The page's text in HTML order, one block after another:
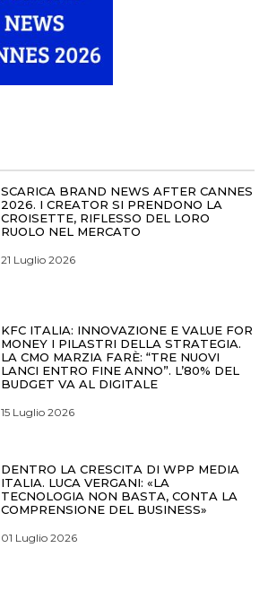
SCARICA BRAND NEWS AFTER CANNES
2026. I CREATOR SI PRENDONO LA
CROISETTE, RIFLESSO DEL LORO
RUOLO NEL MERCATO
21 Luglio 2026
KFC ITALIA: INNOVAZIONE E VALUE FOR
MONEY I PILASTRI DELLA STRATEGIA.
LA CMO MARZIA FARÈ: “TRE NUOVI
LANCI ENTRO FINE ANNO”. L’80% DEL
BUDGET VA AL DIGITALE
15 Luglio 2026
DENTRO LA CRESCITA DI WPP MEDIA
ITALIA. LUCA VERGANI: «LA
TECNOLOGIA NON BASTA, CONTA LA
COMPRENSIONE DEL BUSINESS»
01 Luglio 2026